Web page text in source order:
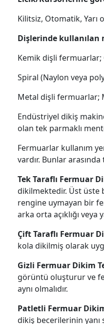
Kilitsiz, Otomatik,
Dişlerinde kullanılan
Kemik dişli
Spiral (Naylon veya
Metal dişli fermuarlar;
Endüstriyel dikiş
olan tek parmaklı
Fermuarlar kullanım
vardır. Bunlar
Tek Taraflı Fermuar
dikilmektedir. Üst üste
rengine uymayan bir
arka orta açıklığı
Çift Taraflı Fermuar
kola dikilmiş olarak
Gizli Fermuar Dikim
görüntü oluşturur ve
aynı olmalıdır.
Patletli Fermuar
dikiş becerilerinin yanı